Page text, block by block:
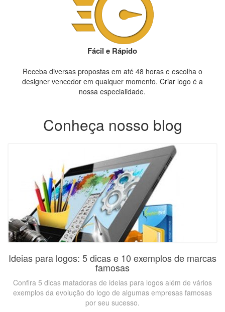
Fácil e Rápido
Receba diversas propostas em até 48 horas e escolha o
designer vencedor em qualquer momento. Criar logo é a
nossa especialidade.
Conheça nosso blog
Ideias para logos: 5 dicas e 10 exemplos de marcas
famosas
Confira 5 dicas matadoras de ideias para logos além de vários
exemplos da evolução do logo de algumas empresas famosas
por seu sucesso.